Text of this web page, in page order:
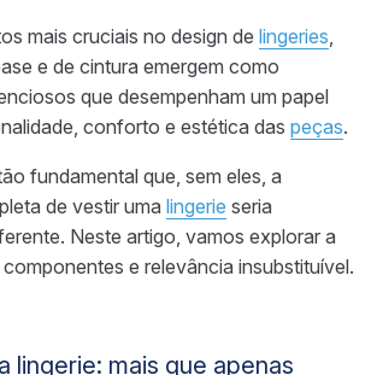
mais cruciais no design de lingeries
e de cintura emergem como
que desempenham um papel
conforto e estética das peças.
fundamental que, sem eles, a
de vestir uma lingerie seria
Neste artigo, vamos explorar a
e relevância insubstituível.
lingerie: mais que apenas